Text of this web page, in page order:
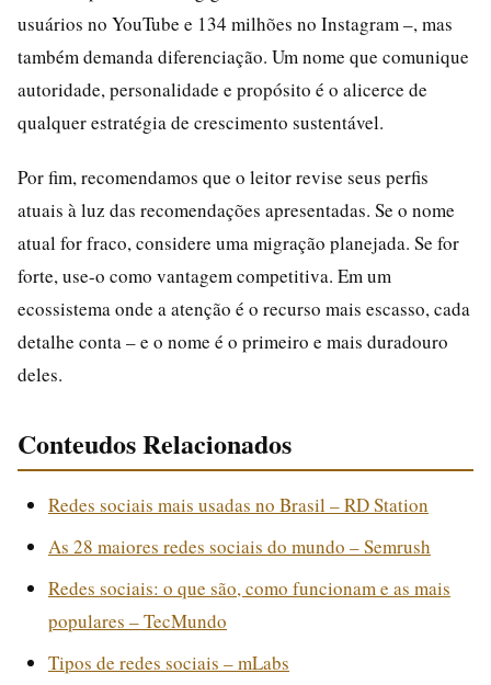
usuários no YouTube e 134 milhões no Instagram –, mas
também demanda diferenciação. Um nome que comunique
autoridade, personalidade e propósito é o alicerce de
qualquer estratégia de crescimento sustentável.
Por fim, recomendamos que o leitor revise seus perfis
atuais à luz das recomendações apresentadas. Se o nome
atual for fraco, considere uma migração planejada. Se for
forte, use-o como vantagem competitiva. Em um
ecossistema onde a atenção é o recurso mais escasso, cada
detalhe conta – e o nome é o primeiro e mais duradouro
deles.
Conteudos Relacionados
Redes sociais mais usadas no Brasil – RD Station
As 28 maiores redes sociais do mundo – Semrush
Redes sociais: o que são, como funcionam e as mais
populares – TecMundo
Tipos de redes sociais – mLabs